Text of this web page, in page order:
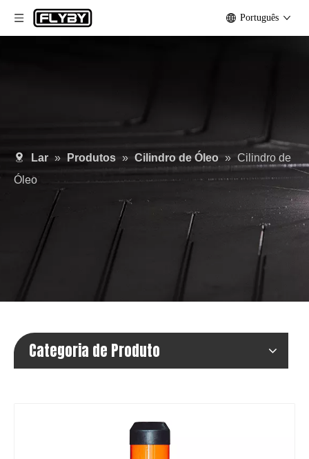
Português
Lar » Produtos » Cilindro de Óleo » Cilindro de
Óleo
Categoria de Produto